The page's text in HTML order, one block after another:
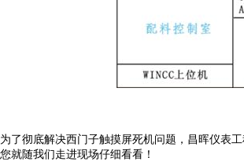
为了彻底解决西门子触摸屏死机问题，昌晖仪表
您就随我们走进现场仔细看看！